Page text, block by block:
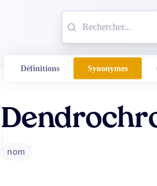
Définitions Synonymes
nom